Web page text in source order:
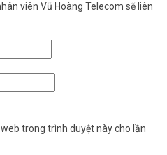
viên Vũ Hoàng Telecom sẽ liên
trong trình duyệt này cho lần